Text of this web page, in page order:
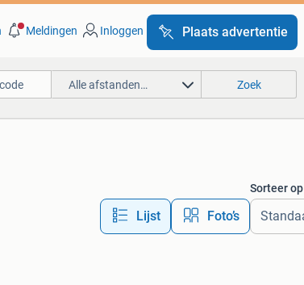
Meldingen Inloggen Plaats advertentie
Alle afstanden… Zoek
Lijst Foto’s
Sorteer op